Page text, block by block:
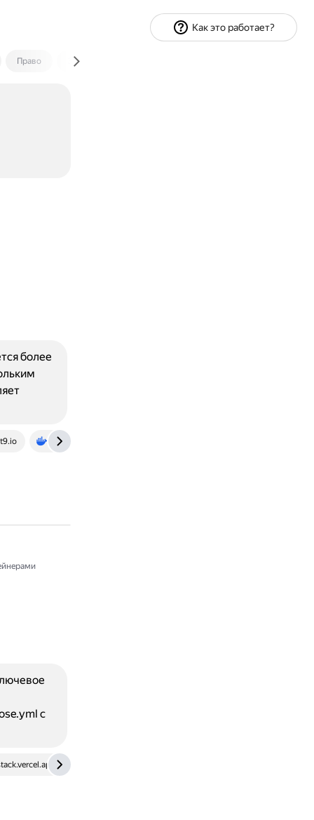
Право Экономика и финансы
docs.docker.com
более
с
Как это работает?